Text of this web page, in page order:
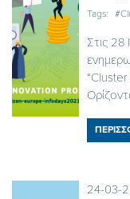
Tags:
Στις 28
24-03-